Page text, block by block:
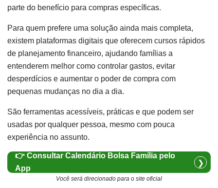
parte do benefício para compras específicas.
Para quem prefere uma solução ainda mais completa,
existem plataformas digitais que oferecem cursos rápidos
de planejamento financeiro, ajudando famílias a
entenderem melhor como controlar gastos, evitar
desperdícios e aumentar o poder de compra com
pequenas mudanças no dia a dia.
São ferramentas acessíveis, práticas e que podem ser
usadas por qualquer pessoa, mesmo com pouca
experiência no assunto.
👉 Consultar Calendário Bolsa Família pelo
App
❯
Você será direcionado para o site oficial